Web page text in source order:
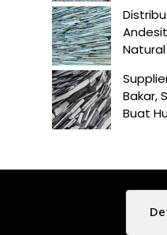
Bakar,
Buat